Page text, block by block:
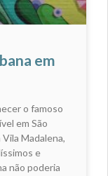
em
o famoso
em São
Madalena,
e
não poderia